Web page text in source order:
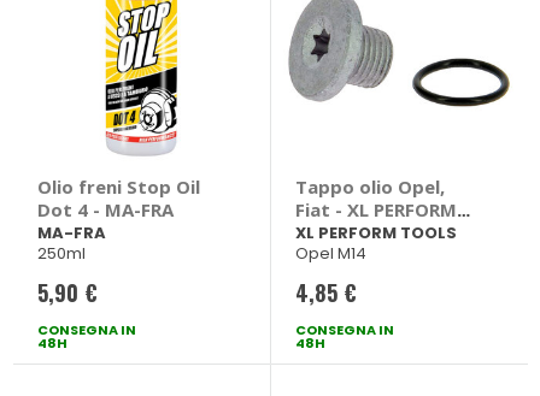
Olio freni Stop Oil
Dot 4 - MA-FRA
MA-FRA
250ml
5,90 €
CONSEGNA IN
48H
Tappo olio Opel,
Fiat - XL PERFORM
TOOLS
XL PERFORM TOOLS
Opel M14
4,85 €
CONSEGNA IN
48H